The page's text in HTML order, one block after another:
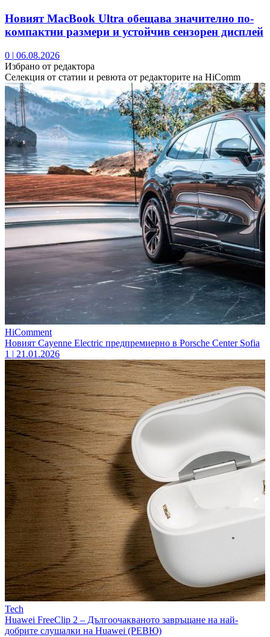
Новият MacBook Ultra обещава значително по-
компактни размери и устойчив сензорен дисплей
0 | 06.08.2026
Избрано от редактора
Селекция от статии и ревюта от редакторите на HiComm
HiComment
Новият Cayenne Electric предпремиерно в Porsche Center Sofia
1 | 21.01.2026
Tech
Huawei FreeClip 2 – Дългоочакваното завръщане на най-
добрите слушалки на Huawei (РЕВЮ)